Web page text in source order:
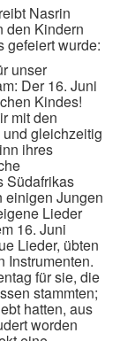
Nasrin
den Kindern
gefeiert wurde:
unser
Der 16. Juni
Kindes!
mit den
gleichzeitig
ihres
Südafrikas
einigen Jungen
Lieder
16. Juni
Lieder, übten
Instrumenten.
für sie, die
stammten;
hatten, aus
worden